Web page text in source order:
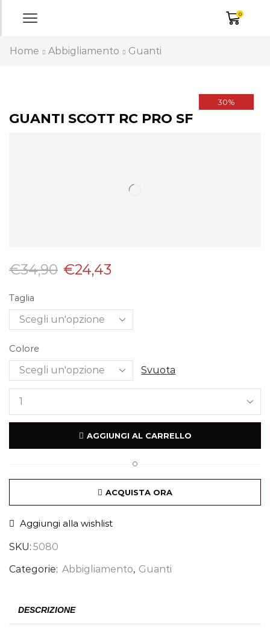
0
Home Abbigliamento Guanti
30%
GUANTI SCOTT RC PRO SF
€34,90 €24,43
Taglia
Colore
Svuota
AGGIUNGI AL CARRELLO
O
ACQUISTA ORA
Aggiungi alla wishlist
SKU: 5080
Categorie: Abbigliamento, Guanti
DESCRIZIONE